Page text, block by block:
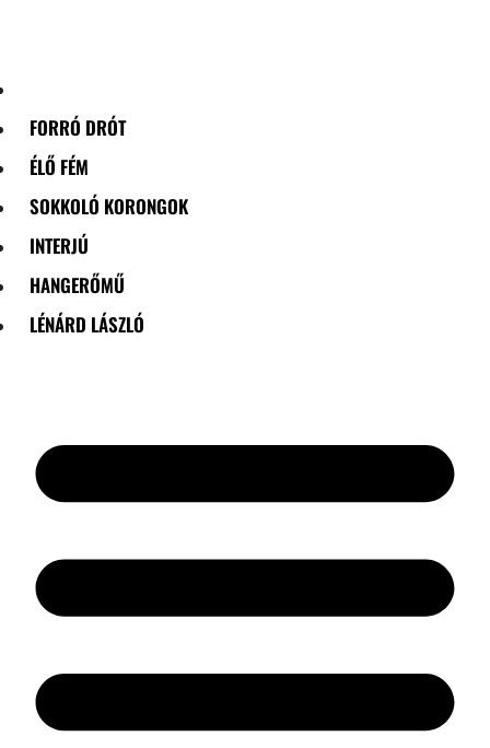
FORRÓ DRÓT
ÉLŐ FÉM
SOKKOLÓ KORONGOK
INTERJÚ
HANGERŐMŰ
LÉNÁRD LÁSZLÓ